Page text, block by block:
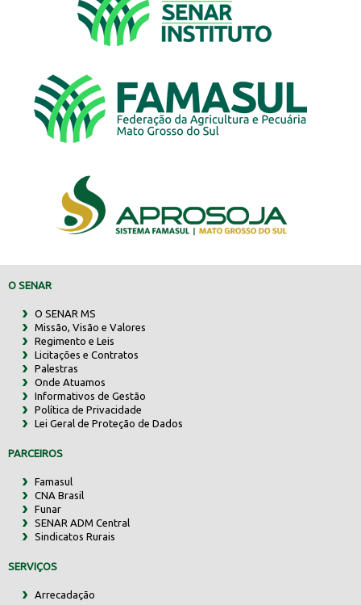
O SENAR
O SENAR MS
Missão, Visão e Valores
Regimento e Leis
Licitações e Contratos
Palestras
Onde Atuamos
Informativos de Gestão
Política de Privacidade
Lei Geral de Proteção de Dados
PARCEIROS
Famasul
CNA Brasil
Funar
SENAR ADM Central
Sindicatos Rurais
SERVIÇOS
Arrecadação